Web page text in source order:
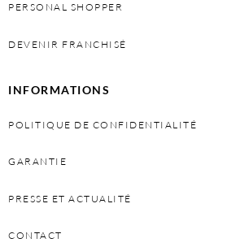
PERSONAL SHOPPER
DEVENIR FRANCHISÉ
INFORMATIONS
POLITIQUE DE CONFIDENTIALITÉ
GARANTIE
PRESSE ET ACTUALITÉ
CONTACT